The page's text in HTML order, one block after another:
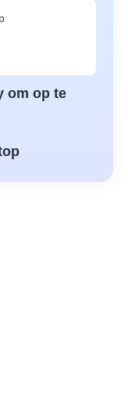
om op te